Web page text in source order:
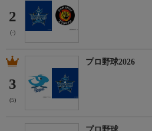
2
(-)
3
(5)
プロ野球2026